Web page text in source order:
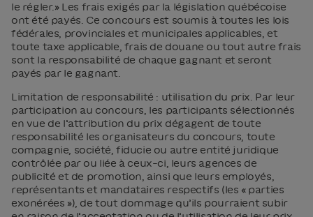
le régler.» Les frais exigés par la législation québécoise
ont été payés. Ce concours est soumis à toutes les lois
fédérales, provinciales et municipales applicables, et
toute taxe applicable, frais de douane ou tout autre frais
sont la responsabilité de chaque gagnant et seront
payés par le gagnant.
Limitation de responsabilité : utilisation du prix. Par leur
participation au concours, les participants sélectionnés
en vue de l’attribution du prix dégagent de toute
responsabilité les organisateurs du concours, toute
compagnie, société, fiducie ou autre entité juridique
contrôlée par ou liée à ceux-ci, leurs agences de
publicité et de promotion, ainsi que leurs employés,
représentants et mandataires respectifs (les « parties
exonérées »), de tout dommage qu’ils pourraient subir